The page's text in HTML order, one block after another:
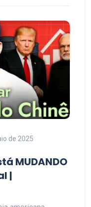
de 2025
MUDANDO
|